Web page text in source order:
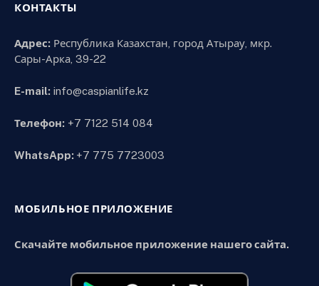
КОНТАКТЫ
Адрес: Республика Казахстан, город Атырау, мкр.
Сары-Арка, 39-22
E-mail: info@caspianlife.kz
Телефон: +7 7122 514 084
WhatsApp: +7 775 7723003
МОБИЛЬНОЕ ПРИЛОЖЕНИЕ
Скачайте мобильное приложение нашего сайта.